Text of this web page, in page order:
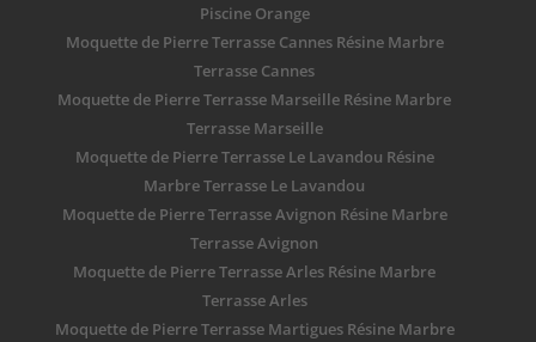
Piscine Orange
Moquette de Pierre Terrasse Cannes Résine Marbre
Terrasse Cannes
Moquette de Pierre Terrasse Marseille Résine Marbre
Terrasse Marseille
Moquette de Pierre Terrasse Le Lavandou Résine
Marbre Terrasse Le Lavandou
Moquette de Pierre Terrasse Avignon Résine Marbre
Terrasse Avignon
Moquette de Pierre Terrasse Arles Résine Marbre
Terrasse Arles
Moquette de Pierre Terrasse Martigues Résine Marbre